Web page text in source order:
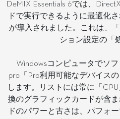
DeMIX Essentials 6では、
ドで実行できるように最適化
が導入されました。これは、
ション設定の「
Windowsコンピュータでソ
pro「Pro利用可能なデバイス
します。リストには常に「
換のグラフィックカードが含
ドのパワーと古さは、パフォ